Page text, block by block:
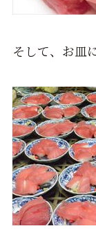
そして、お皿